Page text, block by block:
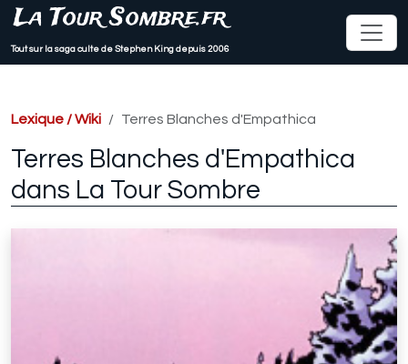
La Tour Sombre.fr
Tout sur la saga culte de Stephen King depuis 2006
Lexique / Wiki Terres Blanches d'Empathica
Terres Blanches d'Empathica
dans La Tour Sombre